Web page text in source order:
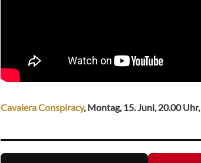
Cavalera Conspiracy, Montag, 15. Juni, 20.00 Uhr,